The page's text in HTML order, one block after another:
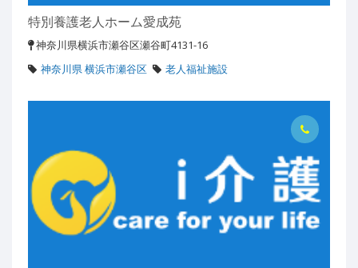
特別養護老人ホーム愛成苑
神奈川県横浜市瀬谷区瀬谷町4131-16
神奈川県 横浜市瀬谷区
老人福祉施設